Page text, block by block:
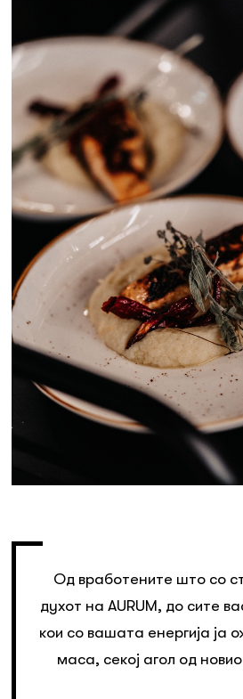
Од вработените што со
духот на AURUM, до сите
кои со вашата енергија ја
маса, секој агол од